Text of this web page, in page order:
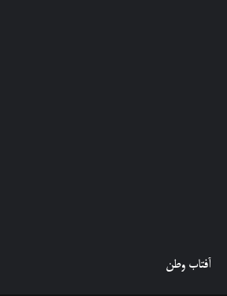
آفتاب وطن